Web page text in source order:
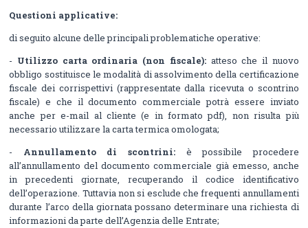
Questioni applicative:
di seguito alcune delle principali problematiche operative:
- Utilizzo carta ordinaria (non fiscale):atteso che il nuovo
obbligo sostituisce le modalità di assolvimento della certificazione
fiscale dei corrispettivi (rappresentate dalla ricevuta o scontrino
fiscale) e che il documento commerciale potrà essere inviato
anche per e-mail al cliente (e in formato pdf), non risulta più
necessario utilizzare la carta termica omologata;
- Annullamento di scontrini: è possibile procedere
all’annullamento del documento commerciale già emesso, anche
in precedenti giornate, recuperando il codice identificativo
dell’operazione. Tuttavia non si esclude che frequenti annullamenti
durante l’arco della giornata possano determinare una richiesta di
informazioni da parte dell’Agenzia delle Entrate;